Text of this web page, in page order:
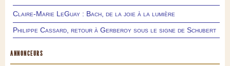
Claire-Marie LeGuay : Bach, de la joie à la lumière
Philippe Cassard, retour à Gerberoy sous le signe de Schubert
ANNONCEURS